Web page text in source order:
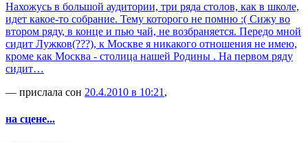
Нахожусь в большой аудитории, три ряда столов, как в школе,
идет какое-то собрание. Тему которого не помню :( Сижу во
втором ряду, в конце и пью чай, не возбраняется. Передо мной
сидит Лужков(???), к Москве я никакого отношения не имею,
кроме как Москва - столица нашей Родины . На первом ряду
сидит…
— прислала сон 20.4.2010 в 10:21 ,
на сцене...